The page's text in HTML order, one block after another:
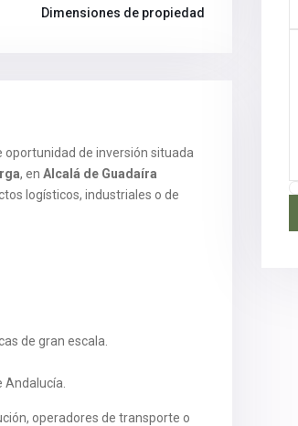
Dimensiones de propiedad
de inversión situada
, en Alcalá de Guadaíra
logísticos, industriales o de
de gran escala.
Andalucía.
operadores de transporte o